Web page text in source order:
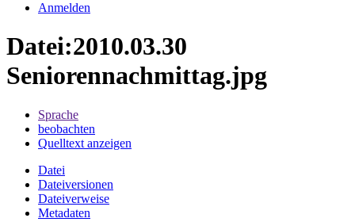
Anmelden
Datei:2010.03.30
Seniorennachmittag.jpg
Sprache
beobachten
Quelltext anzeigen
Datei
Dateiversionen
Dateiverweise
Metadaten